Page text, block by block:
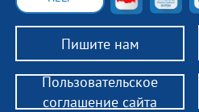
Пишите нам
Пользовательское
соглашение сайта